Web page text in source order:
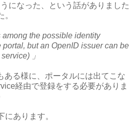
になった、という話がありました
among the possible identity
but an OpenID issuer can be
」
ある様に、ポータルには出てこな
経由で登録をする必要がありま
あります。